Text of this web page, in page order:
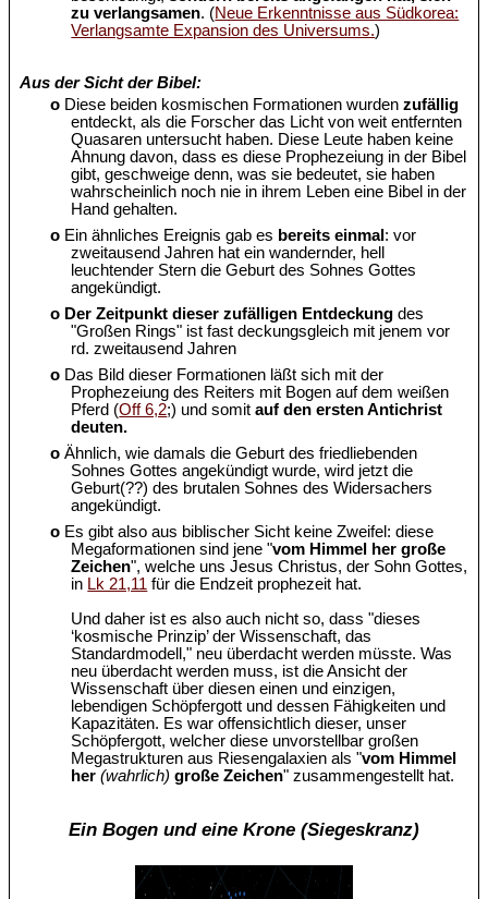
zu verlangsamen. (Neue Erkenntnisse aus Südkorea:
Verlangsamte Expansion des Universums.)
Aus der Sicht der Bibel:
o Diese beiden kosmischen Formationen wurdenzufällig
entdeckt, als die Forscher das Licht von weit entfernten
Quasaren untersucht haben. Diese Leute haben keine
Ahnung davon, dass es diese Prophezeiung in der Bibel
gibt, geschweige denn, was sie bedeutet, sie haben
wahrscheinlich noch nie in ihrem Leben eine Bibel in der
Hand gehalten.
o Ein ähnliches Ereignis gab es bereits einmal : vor
zweitausend Jahren hat ein wandernder, hell
leuchtender Stern die Geburt des Sohnes Gottes
angekündigt.
o Der Zeitpunkt dieser zufälligen Entdeckung des
"Großen Rings" ist fast deckungsgleich mit jenem vor
rd. zweitausend Jahren
o Das Bild dieser Formationen läßt sich mit der
Prophezeiung des Reiters mit Bogen auf dem weißen
Pferd (Off 6,2;) und somitauf den ersten Antichrist
deuten.
o Ähnlich, wie damals die Geburt des friedliebenden
Sohnes Gottes angekündigt wurde, wird jetzt die
Geburt(??) des brutalen Sohnes des Widersachers
angekündigt.
o Es gibt also aus biblischer Sicht keine Zweifel: diese
Megaformationen sind jene "vom Himmel her große
Zeichen", welche uns Jesus Christus, der Sohn Gottes,
in Lk 21,11 für die Endzeit prophezeit hat.
Und daher ist es also auch nicht so, dass "dieses
‘kosmische Prinzip’ der Wissenschaft, das
Standardmodell," neu überdacht werden müsste. Was
neu überdacht werden muss, ist die Ansicht der
Wissenschaft über diesen einen und einzigen,
lebendigen Schöpfergott und dessen Fähigkeiten und
Kapazitäten. Es war offensichtlich dieser, unser
Schöpfergott, welcher diese unvorstellbar großen
Megastrukturen aus Riesengalaxien als "vom Himmel
her(wahrlich) große Zeichen" zusammengestellt hat.
Ein Bogen und eine Krone (Siegeskranz)